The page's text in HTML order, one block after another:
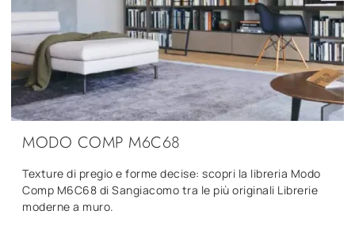
MODO COMP M6C68
Texture di pregio e forme decise: scopri la libreria Modo
Comp M6C68 di Sangiacomo tra le più originali Librerie
moderne a muro.